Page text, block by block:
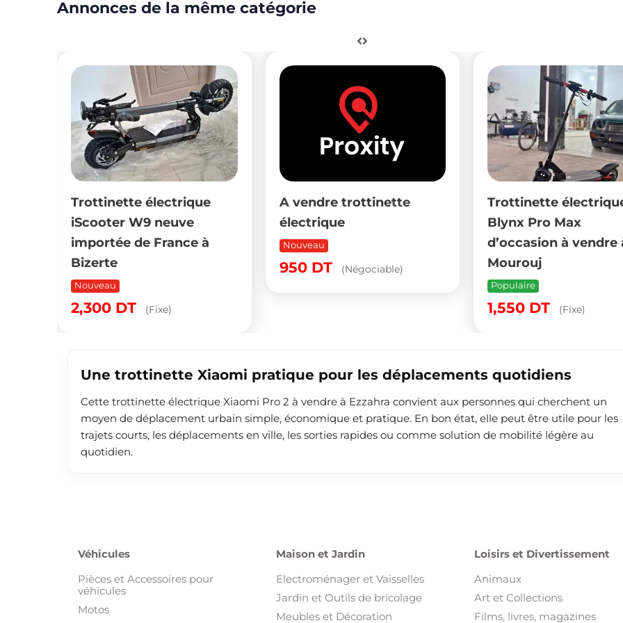
Annonces de la même catégorie
Trottinette électrique
iScooter W9 neuve
importée de France à
Bizerte
Nouveau
2,300 DT (Fixe)
A vendre trottinette
électrique
Nouveau
950 DT (Négociable)
Trottinette
Blynx Pro Max
d’occasion à vendre
Mourouj
Populaire
1,550 DT (Fixe)
Une trottinette Xiaomi pratique pour les déplacements quotidiens
Cette trottinette électrique Xiaomi Pro 2 à vendre à Ezzahra convient aux personnes qui cherchent un
moyen de déplacement urbain simple, économique et pratique. En bon état, elle peut être utile pour les
trajets courts, les déplacements en ville, les sorties rapides ou comme solution de mobilité légère au
quotidien.
Véhicules
Pièces et Accessoires pour
véhicules
Motos
Maison et Jardin
Electroménager et Vaisselles
Jardin et Outils de bricolage
Meubles et Décoration
Loisirs et Divertissement
Animaux
Art et Collections
Films, livres, magazines